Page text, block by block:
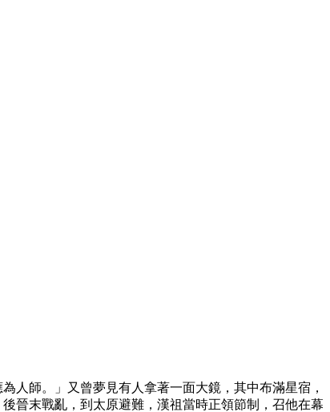
人師。」又曾夢見有人拿著一面大鏡，其中布滿星宿，
晉末戰亂，到太原避難，漢祖當時正領節制，召他在幕